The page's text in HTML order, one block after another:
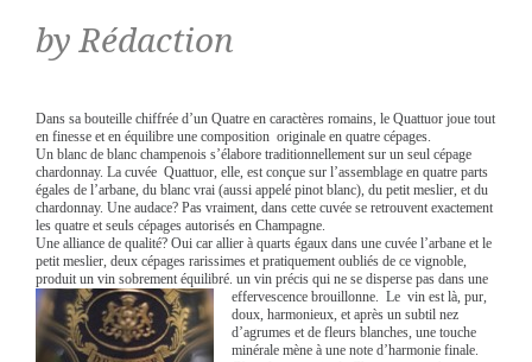
by Rédaction
Dans sa bouteille chiffrée d’un Quatre en caractères romains, le Quattuor joue tout
en finesse et en équilibre une composition originale en quatre cépages.
Un blanc de blanc champenois s’élabore traditionnellement sur un seul cépage
chardonnay. La cuvée Quattuor, elle, est conçue sur l’assemblage en quatre parts
égales de l’arbane, du blanc vrai (aussi appelé pinot blanc), du petit meslier, et du
chardonnay. Une audace? Pas vraiment, dans cette cuvée se retrouvent exactement
les quatre et seuls cépages autorisés en Champagne.
Une alliance de qualité? Oui car allier à quarts égaux dans une cuvée l’arbane et le
petit meslier, deux cépages rarissimes et pratiquement oubliés de ce vignoble,
produit un vin sobrement équilibré. un vin précis qui ne se disperse pas dans une
effervescence brouillonne. Le vin est là, pur,
doux, harmonieux, et après un subtil nez
d’agrumes et de fleurs blanches, une touche
minérale mène à une note d’harmonie finale.